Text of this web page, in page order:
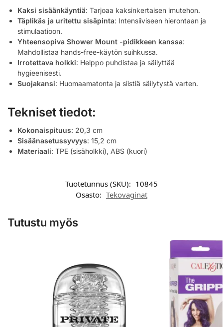
Kaksi sisäänkäyntiä: Tarjoaa kaksinkertaisen imutehon.
Täplikäs ja uritettu sisäpinta: Intensiiviseen hierontaan ja
stimulaatioon.
Yhteensopiva Shower Mount -pidikkeen kanssa:
Mahdollistaa hands-free-käytön suihkussa.
Irrotettava holkki: Helppo puhdistaa ja säilyttää
hygieenisesti.
Suojakansi: Huomaamatonta ja siistiä säilytystä varten.
Tekniset tiedot:
Kokonaispituus: 20,3 cm
Sisäänasetussyvyys: 15,2 cm
Materiaali: TPE (sisäholkki), ABS (kuori)
Tuotetunnus (SKU): 10845
Osasto: Tekovaginat
Tutustu myös